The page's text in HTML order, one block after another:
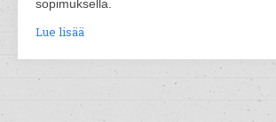
sopimuksella.
Lue lisää